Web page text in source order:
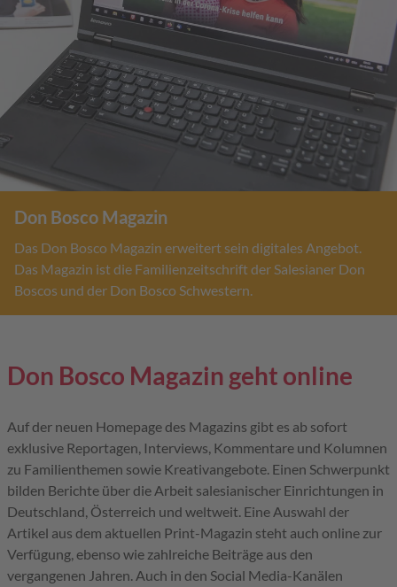
Don Bosco Magazin
Das Don Bosco Magazin erweitert sein digitales Angebot.
Das Magazin ist die Familienzeitschrift der Salesianer Don
Boscos und der Don Bosco Schwestern.
Don Bosco Magazin geht online
Auf der neuen Homepage des Magazins gibt es ab sofort
exklusive Reportagen, Interviews, Kommentare und Kolumnen
zu Familienthemen sowie Kreativangebote. Einen Schwerpunkt
bilden Berichte über die Arbeit salesianischer Einrichtungen in
Deutschland, Österreich und weltweit. Eine Auswahl der
Artikel aus dem aktuellen Print-Magazin steht auch online zur
Verfügung, ebenso wie zahlreiche Beiträge aus den
vergangenen Jahren. Auch in den Social Media-Kanälen